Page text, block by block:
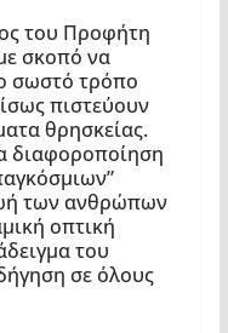
του Προφήτη
σκοπό να
σωστό τρόπο
πιστεύουν
θρησκείας.
διαφοροποίηση
των ανθρώπων
οπτική
του
σε όλους